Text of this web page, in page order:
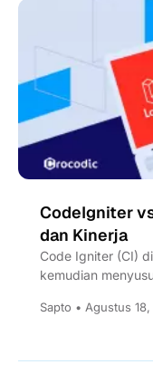
CodeIgniter
dan Kinerja
Code Igniter (CI)
kemudian
Sapto • Agustus